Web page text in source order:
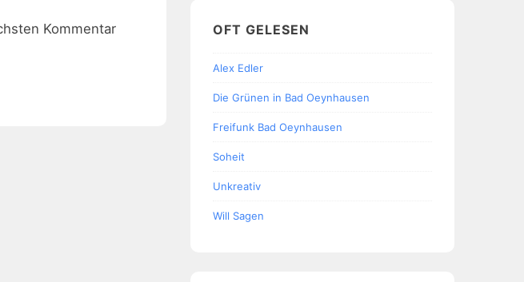
Kommentar
OFT GELESEN
Alex Edler
Die Grünen in Bad Oeynhausen
Freifunk Bad Oeynhausen
Soheit
Unkreativ
Will Sagen